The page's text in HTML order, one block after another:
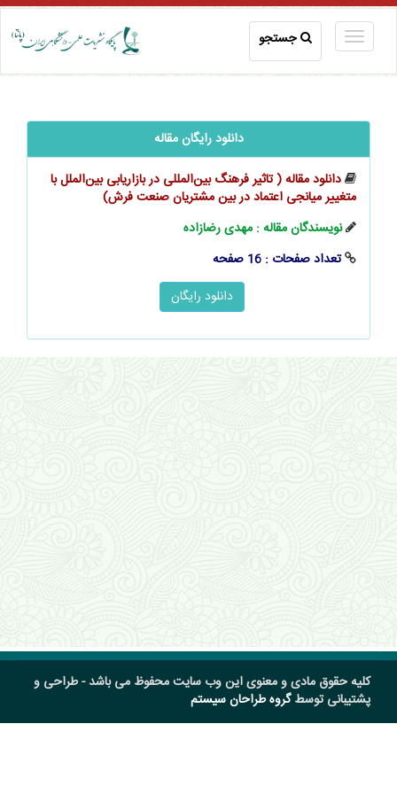
جستجو
دانلود رایگان مقاله
دانلود مقاله ( تاثیر فرهنگ بین‌المللی در بازاریابی بین‌الملل با
متغییر میانجی اعتماد در بین مشتریان صنعت فرش)
نویسندگان مقاله : مهدی رضازاده
تعداد صفحات : 16 صفحه
کلیه حقوق مادی و معنوی این وب سایت محفوظ می باشد - طراحی و
پشتیبانی توسطگروه طراحان سیستم